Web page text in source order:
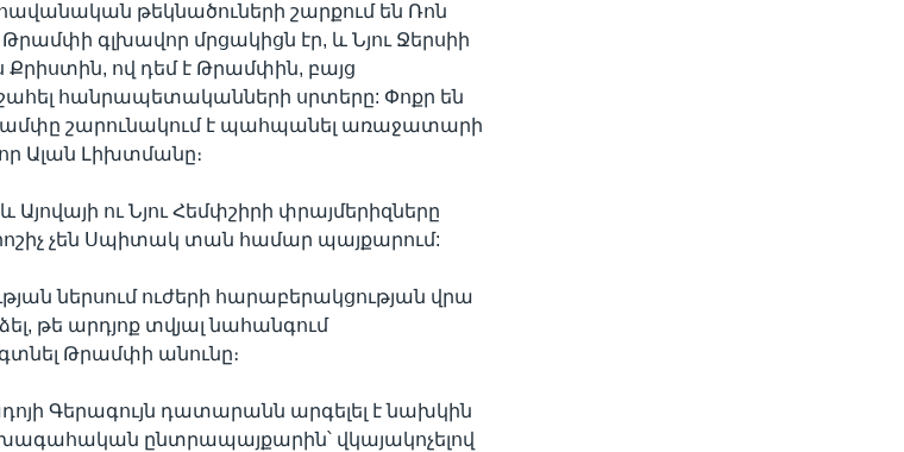
թեկնածուների շարքում են Ռոն
գլխավոր մրցակիցն էր, և Նյու Ջերսիի
ով դեմ է Թրամփին, բայց
հանրապետականների սրտերը: Փոքր են
շարունակում է պահպանել առաջատարի
Ալան Լիխտմանը։
ու Նյու Հեմփշիրի փրայմերիզները
չեն Սպիտակ տան համար պայքարում:
ներսում ուժերի հարաբերակցության վրա
թե արդյոք տվյալ նահանգում
Թրամփի անունը։
Գերագույն դատարանն արգելել է նախկին
ընտրապայքարին՝ վկայակոչելով